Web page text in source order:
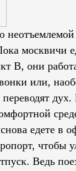
москвичи
В, они
или,
дух.
едете в
чтобы
Ведь